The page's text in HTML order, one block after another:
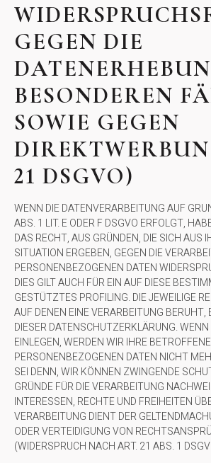
GEGEN DIE
BESONDEREN
SOWIE GEGEN
21 DSGVO)
WENN DIE DATENVERARBEITUNG AUF
ABS. 1 LIT. E ODER F DSGVO ERFOLGT,
DAS RECHT, AUS GRÜNDEN, DIE SICH AUS
SITUATION ERGEBEN, GEGEN DIE
PERSONENBEZOGENEN DATEN
DIES GILT AUCH FÜR EIN AUF DIESE
GESTÜTZTES PROFILING. DIE JEWEILIGE
AUF DENEN EINE VERARBEITUNG
DIESER DATENSCHUTZERKLÄRUNG.
EINLEGEN, WERDEN WIR IHRE
PERSONENBEZOGENEN DATEN NICHT
SEI DENN, WIR KÖNNEN ZWINGENDE
GRÜNDE FÜR DIE VERARBEITUNG
INTERESSEN, RECHTE UND FREIHEITEN
VERARBEITUNG DIENT DER
ODER VERTEIDIGUNG VON
(WIDERSPRUCH NACH ART. 21 ABS. 1